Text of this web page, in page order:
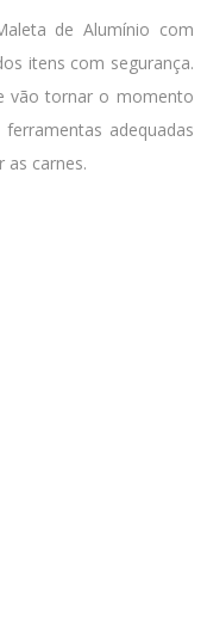
de Alumínio com
itens com segurança.
vão tornar o momento
adequadas
carnes.